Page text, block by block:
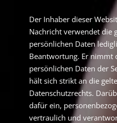
Der Inhaber dieser
Nachricht verwendet die
persönlichen Daten
Beantwortung. Er nimmt
persönlichen Daten der
hält sich strikt an die
Datenschutzrechts.
dafür ein,
vertraulich und